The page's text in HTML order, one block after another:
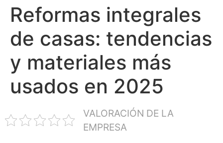
Reformas integrales
de casas: tendencias
y materiales más
usados en 2025
VALORACIÓN DE LA
EMPRESA